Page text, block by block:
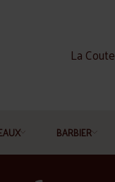
La
BARBIER